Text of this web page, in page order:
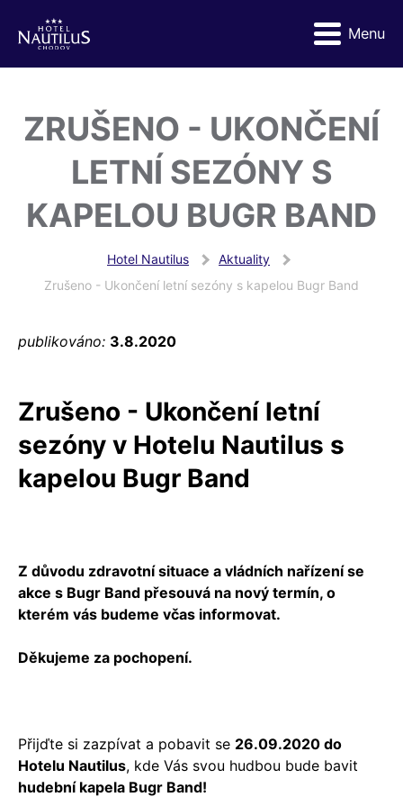
Menu
ZRUŠENO - UKONČENÍ
LETNÍ SEZÓNY S
KAPELOU BUGR BAND
Hotel Nautilus
Aktuality
Zrušeno - Ukončení letní sezóny s kapelou Bugr Band
publikováno: 3.8.2020
Zrušeno - Ukončení letní
sezóny v Hotelu Nautilus s
kapelou Bugr Band
Z důvodu zdravotní situace a vládních nařízení se
akce s Bugr Band přesouvá na nový termín, o
kterém vás budeme včas informovat.
Děkujeme za pochopení.
Přijďte si zazpívat a pobavit se 26.09.2020 do
Hotelu Nautilus, kde Vás svou hudbou bude bavit
hudební kapela Bugr Band!